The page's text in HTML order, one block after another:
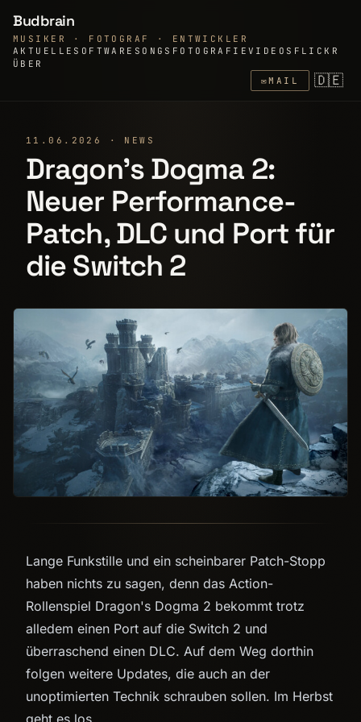
Budbrain
MUSIKER · FOTOGRAF · ENTWICKLER
AKTUELLE SOFTWARE SONGS FOTOGRAFIEVIDEOS FLICKR
ÜBER
✉MAIL 🇩🇪
11.06.2026 · NEWS
Dragon’s Dogma 2:
Neuer Performance-
Patch, DLC und Port für
die Switch 2
Lange Funkstille und ein scheinbarer Patch-Stopp
haben nichts zu sagen, denn das Action-
Rollenspiel Dragon's Dogma 2 bekommt trotz
alledem einen Port auf die Switch 2 und
überraschend einen DLC. Auf dem Weg dorthin
folgen weitere Updates, die auch an der
unoptimierten Technik schrauben sollen. Im Herbst
geht es los.